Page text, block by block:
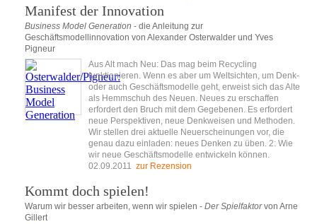
Manifest der Innovation
Business Model Generation - die Anleitung zur
Geschäftsmodellinnovation von Alexander Osterwalder und Yves
Pigneur
Aus Alt mach Neu: Das mag beim Recycling
funktionieren. Wenn es aber um Weltsichten, um Denk-
oder auch Geschäftsmodelle geht, erweist sich das Alte
als Hemmschuh des Neuen. Neues zu erschaffen
erfordert den Bruch mit dem Gegebenen. Es erfordert
neue Perspektiven, neue Denkweisen und Methoden.
Wir stellen drei aktuelle Neuerscheinungen vor, die
genau dazu einladen: neues Denken zu üben. 2: Wie
wir neue Geschäftsmodelle entwickeln können.
02.09.2011 zur Rezension
Kommt doch spielen!
Warum wir besser arbeiten, wenn wir spielen - Der Spielfaktorvon Arne
Gillert